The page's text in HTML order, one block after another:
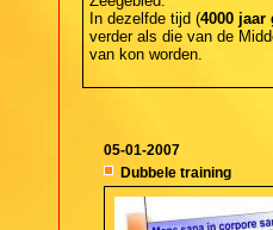
In dezelfde tijd (4000 jaar
verder als die van de
van kon worden.
05-01-2007
Dubbele training